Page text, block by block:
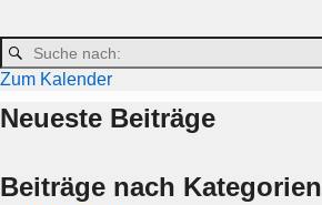
Zum Kalender
Neueste Beiträge
Beiträge nach Kategorien